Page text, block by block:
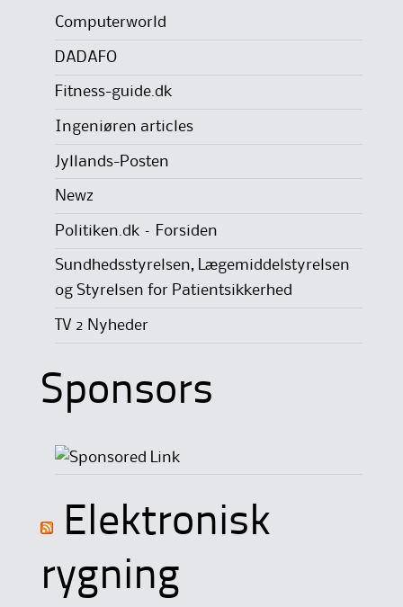
Computerworld
DADAFO
Fitness-guide.dk
Ingeniøren articles
Jyllands-Posten
Newz
Politiken.dk – Forsiden
Sundhedsstyrelsen, Lægemiddelstyrelsen
og Styrelsen for Patientsikkerhed
TV 2 Nyheder
Sponsors
Elektronisk
rygning